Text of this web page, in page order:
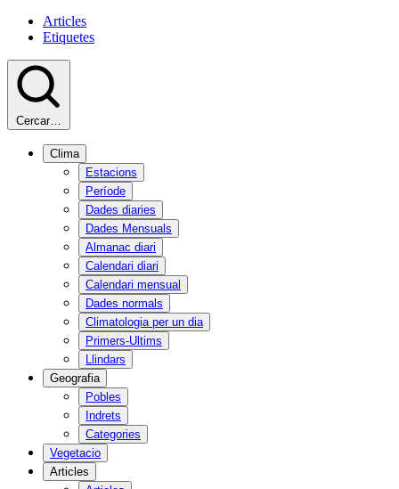
Articles
Etiquetes
Cercar…
Clima
Estacions
Període
Dades diaries
Dades Mensuals
Almanac diari
Calendari diari
Calendari mensual
Dades normals
Climatologia per un dia
Primers-Ultims
Llindars
Geografia
Pobles
Indrets
Categories
Vegetacio
Articles